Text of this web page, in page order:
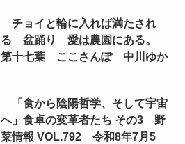
チョイと輪に入れば満たされ
る 盆踊り 愛は農園にある。
第十七葉 ここさんぽ 中川ゆか
「食から陰陽哲学、そして宇宙
へ」食卓の変革者たち その3 野
菜情報 VOL.792 令和8年7月5